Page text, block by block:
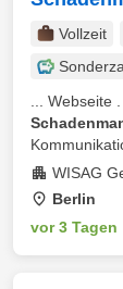
Vollzeit
...
WISAG
Berlin
vor 3 Tagen